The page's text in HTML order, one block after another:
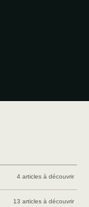
4 articles à découvrir
13 articles à découvrir